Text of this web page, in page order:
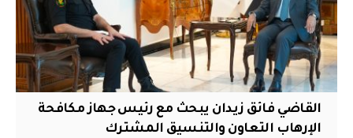
القاضي فائق زيدان يبحث مع رئيس جهاز مكافحة
الإرهاب التعاون والتنسيق المشترك